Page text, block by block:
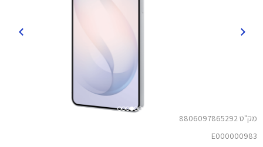
מק"ט 8806097865292
E000000983